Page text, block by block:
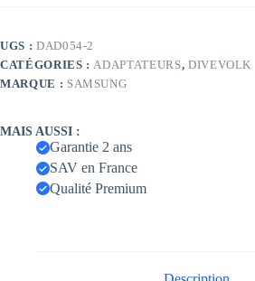
UGS : DAD054-2
CATÉGORIES :ADAPTATEURS, DIVEVOLK
MARQUE : SAMSUNG
MAIS AUSSI :
Garantie 2 ans
SAV en France
Qualité Premium